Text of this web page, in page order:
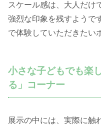
スケール感は、大人だけ
強烈な印象を残すようで
で体験していただきたい
小さな子どもでも楽
る」コーナー
展示の中には、実際に触